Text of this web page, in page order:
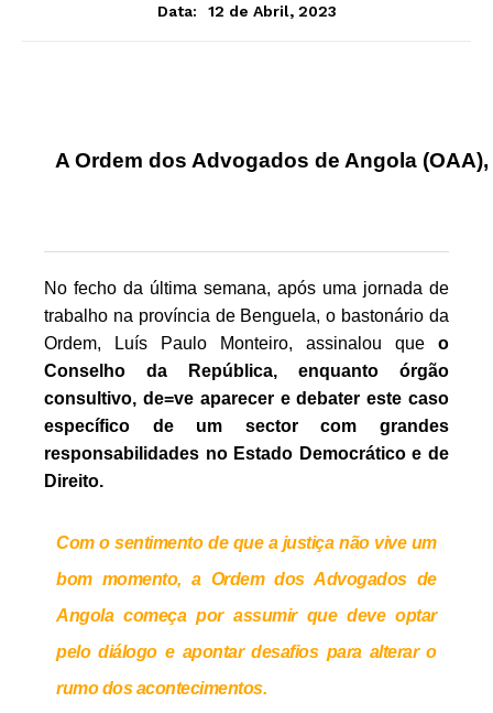
Data:
12 de Abril, 2023
A Ordem dos Advogados de Angola
No fecho da última semana, após uma jornada de
trabalho na província de Benguela, o bastonário da
Ordem, Luís Paulo Monteiro, assinalou que o
Conselho da República, enquanto órgão
consultivo, de=ve aparecer e debater este caso
específico de um sector com grandes
responsabilidades no Estado Democrático e de
Direito.
Com o sentimento de que a justiça não vive um
bom momento, a Ordem dos Advogados de
Angola começa por assumir que deve optar
pelo diálogo e apontar desafios para alterar o
rumo dos acontecimentos.